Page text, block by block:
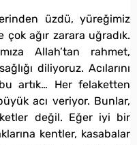
üzdü, yüreğimiz
çok ağır zarara uğradık.
Allah’tan rahmet,
diliyoruz. Acılarını
artık… Her felaketten
acı veriyor. Bunlar,
değil. Eğer iyi bir
kentler, kasabalar